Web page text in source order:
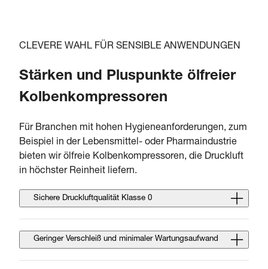
CLEVERE WAHL FÜR SENSIBLE ANWENDUNGEN
Stärken und Pluspunkte ölfreier
Kolbenkompressoren
Für Branchen mit hohen Hygieneanforderungen, zum
Beispiel in der Lebensmittel- oder Pharmaindustrie
bieten wir ölfreie Kolbenkompressoren, die Druckluft
in höchster Reinheit liefern.
Sichere Druckluftqualität Klasse 0
Geringer Verschleiß und minimaler Wartungsaufwand